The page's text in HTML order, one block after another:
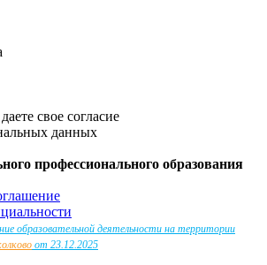
свое согласие
данных
профессионального образования
образовательной деятельности на территории
от 23.12.2025